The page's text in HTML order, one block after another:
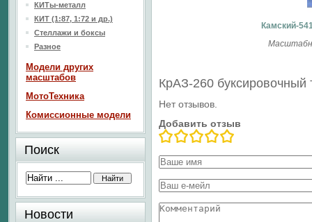
Камский-
КрАЗ-260
Нет отзывов.
Добавить отзыв
КИТы-металл
КИТ (1:87, 1:72 и др.)
Стеллажи и боксы
Разное
Модели других
масштабов
МотоТехника
Комиссионные модели
Поиск
Новости